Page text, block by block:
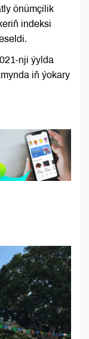
önümçilik
indeksi
nji ýylda
iň ýokary